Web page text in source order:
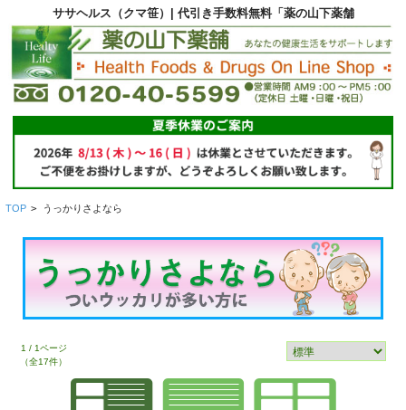
ササヘルス（クマ笹）| 代引き手数料無料「薬の山下薬舗
TOP > うっかりさよなら
1 / 1ページ
（全17件）